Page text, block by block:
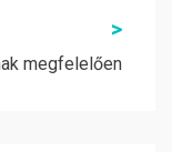
>
megfelelően